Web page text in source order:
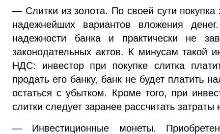
— Слитки из золота. По своей сути
надежнейших вариантов вложения
надежности банка и практически не
законодательных актов. К минусам такой
НДС: инвестор при покупке слитка
продать его банку, банк не будет платить
остаться с убытком. Кроме того, при
слитки следует заранее рассчитать
— Инвестиционные монеты.